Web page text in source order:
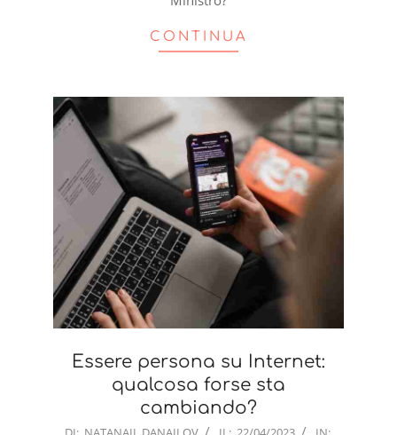
CONTINUA
Essere persona su Internet:
qualcosa forse sta
cambiando?
2023-